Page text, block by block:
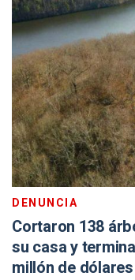
DENUNCIA
Cortaron 138
su casa y
millón de dólares